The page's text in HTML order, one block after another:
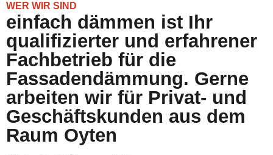
WER WIR SIND
einfach dämmen ist Ihr
qualifizierter und erfahrener
Fachbetrieb für die
Fassadendämmung. Gerne
arbeiten wir für Privat- und
Geschäftskunden aus dem
Raum Oyten